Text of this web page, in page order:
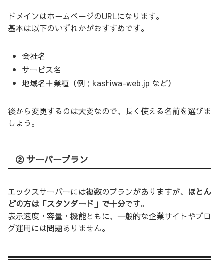
ドメインはホームページのURLになります。
基本は以下のいずれかがおすすめです。
会社名
サービス名
地域名＋業種（例：kashiwa-web.jp など）
後から変更するのは大変なので、長く使える名前を選びま
しょう。
② サーバープラン
エックスサーバーには複数のプランがありますが、 ほとん
どの方は「スタンダード」で十分です。
表示速度・容量・機能ともに、一般的な企業サイトやブロ
グ運用には問題ありません。